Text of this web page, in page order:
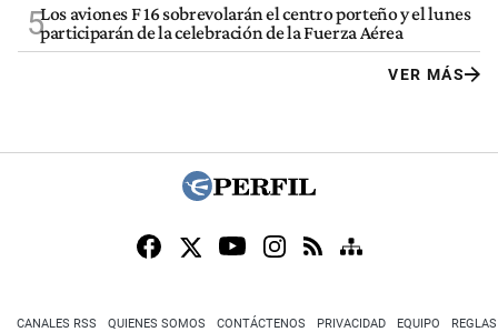
5Los aviones F 16 sobrevolarán el centro porteño y el lunes
participarán de la celebración de la Fuerza Aérea
VER MÁS
CANALES RSS QUIENES SOMOS CONTÁCTENOS PRIVACIDAD EQUIPO